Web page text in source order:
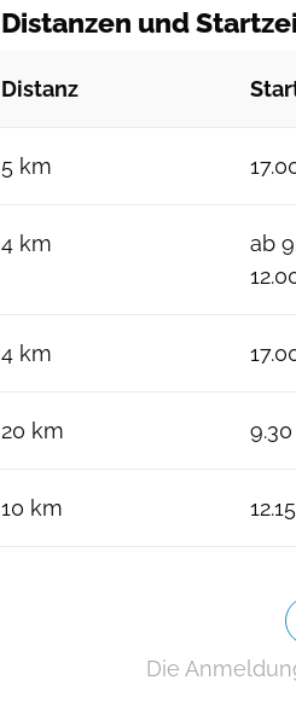
Distanzen und
Distanz
5 km
4 km
ab
4 km
20 km
10 km
Die